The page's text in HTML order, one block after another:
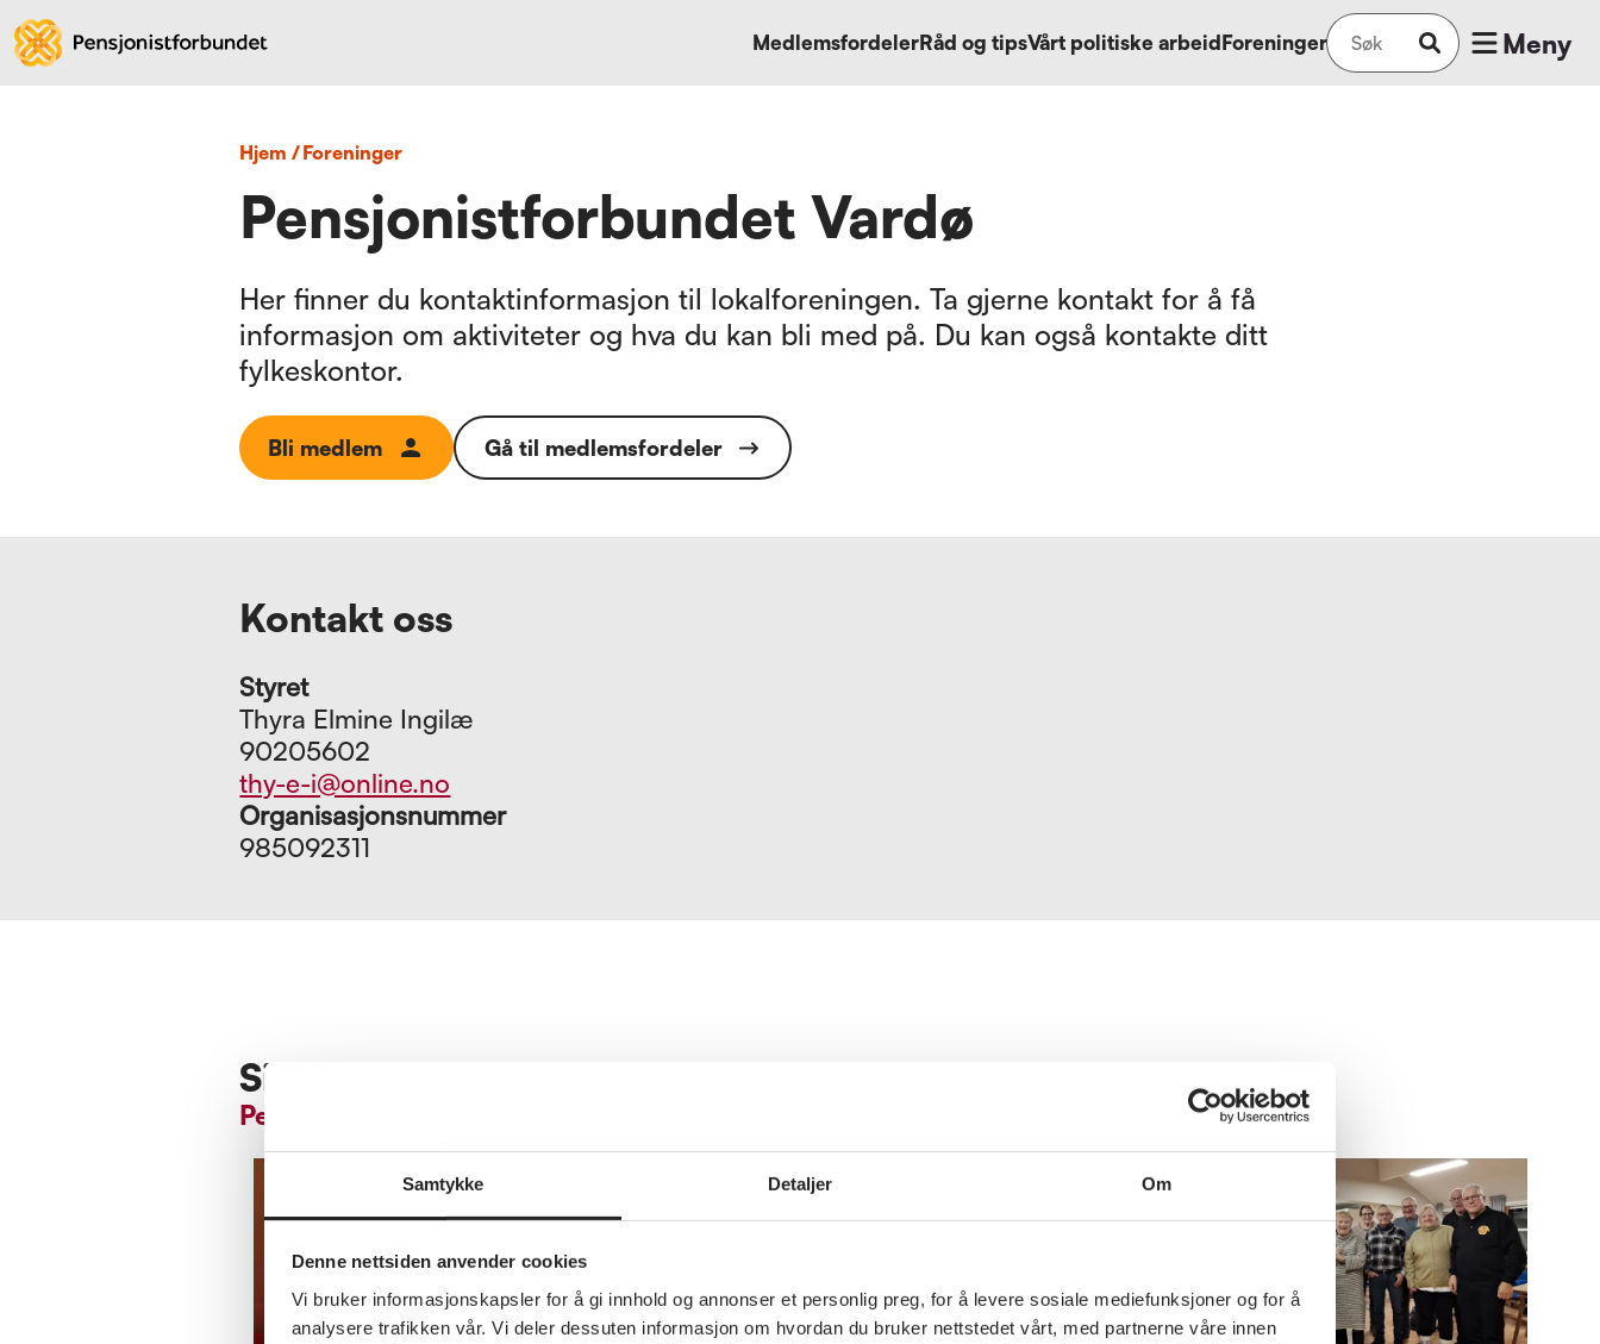
Samtykke Detaljer Om
Denne nettsiden anvender cookies
Vi bruker informasjonskapsler for å gi innhold og annonser et personlig preg, for å levere sosiale mediefunksjoner og for å
analysere trafikken vår. Vi deler dessuten informasjon om hvordan du bruker nettstedet vårt, med partnerne våre innen
MedlemsfordelerRåd og tipsVårt politiske arbeidForeninger Meny
Hjem/ foreninger
Pensjonistforbundet Vardø
Her finner du kontaktinformasjon til lokalforeningen. Ta gjerne kontakt for å få
informasjon om aktiviteter og hva du kan bli med på. Du kan også kontakte ditt
fylkeskontor.
Bli medlem Gå til medlemsfordeler
Kontakt oss
Styret
Thyra Elmine Ingilæ
90205602
thy-e-i@online.no
Organisasjonsnummer
985092311
Siste nytt fra fylkeslaget
Pensjonistforbundet Finnmark